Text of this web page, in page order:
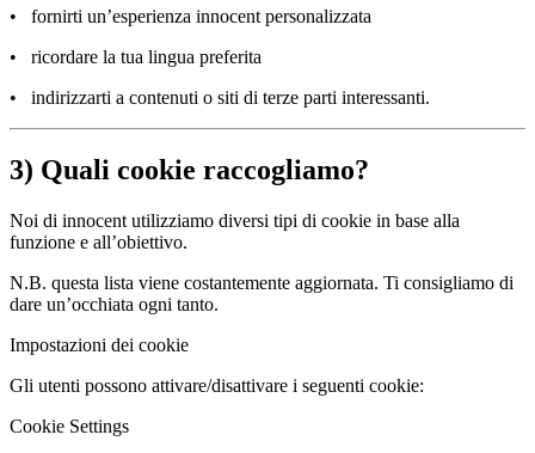
• fornirti un’esperienza innocent personalizzata
• ricordare la tua lingua preferita
• indirizzarti a contenuti o siti di terze parti interessanti.
3) Quali cookie raccogliamo?
Noi di innocent utilizziamo diversi tipi di cookie in base alla
funzione e all’obiettivo.
N.B. questa lista viene costantemente aggiornata. Ti consigliamo di
dare un’occhiata ogni tanto.
Impostazioni dei cookie
Gli utenti possono attivare/disattivare i seguenti cookie:
Cookie Settings